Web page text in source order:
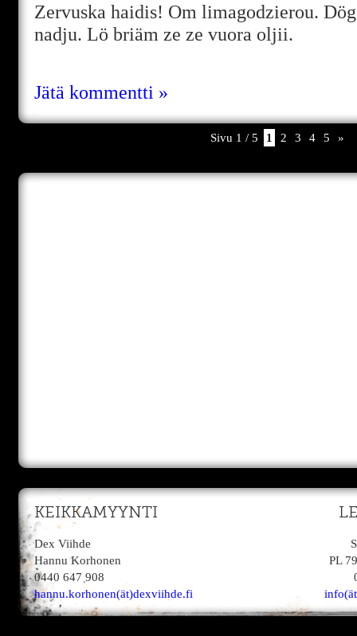
Zervuska haidis! Om limagodzierou.
nadju. Lö briäm ze ze vuora oljii.
Jätä kommentti »
Sivu 1 / 5 1 2 3 4 5 »
KEIKKAMYYNTI
Dex Viihde
Hannu Korhonen
0440 647 908
hannu.korhonen(ät)dexviihde.fi
PL